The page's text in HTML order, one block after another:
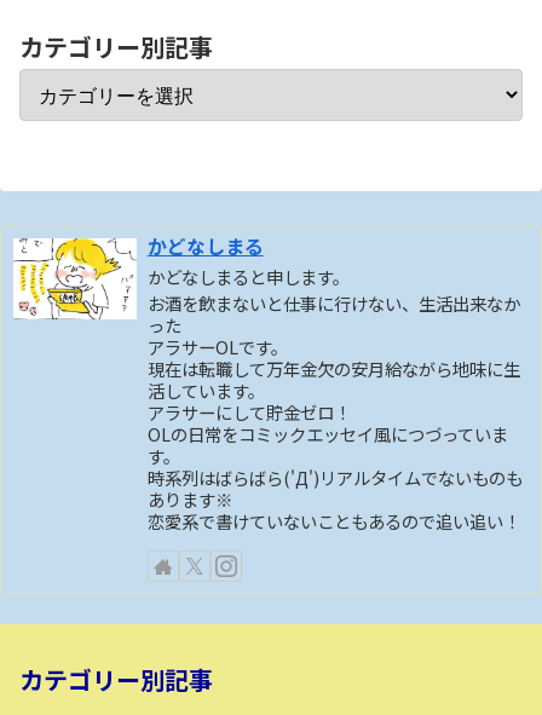
カテゴリー別記事
かどなしまる
かどなしまると申します。
お酒を飲まないと仕事に行けない、生活出来なか
った
アラサーOLです。
現在は転職して万年金欠の安月給ながら地味に生
活しています。
アラサーにして貯金ゼロ！
OLの日常をコミックエッセイ風につづっていま
す。
時系列はばらばら('Д')リアルタイムでないものも
あります※
恋愛系で書けていないこともあるので追い追い！
カテゴリー別記事